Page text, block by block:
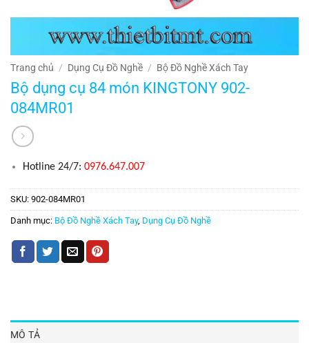
Trang chủ / Dụng Cụ Đồ Nghề / Bộ Đồ Nghề Xách Tay
Bộ dụng cụ 84 món KINGTONY 902-
084MR01
Hotline 24/7:0976.647.007
SKU: 902-084MR01
Danh mục: Bộ Đồ Nghề Xách Tay, Dụng Cụ Đồ Nghề
MÔ TẢ